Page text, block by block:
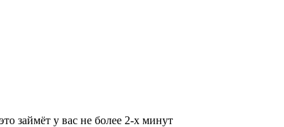
займёт у вас не более 2-х минут